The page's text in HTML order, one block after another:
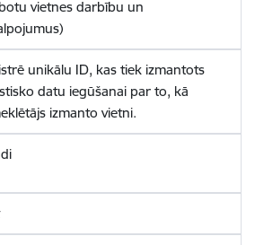
vietnes darbību un
unikālu ID, kas tiek izmantots
datu iegūšanai par to, kā
izmanto vietni.